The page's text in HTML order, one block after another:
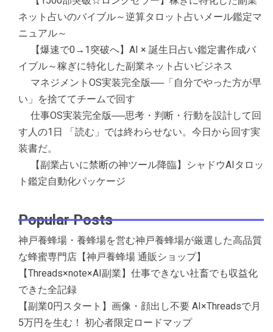
ネット占いのバイブル～逆算タロット占いメール鑑定マ
ニュアル～
【爆速で0→1突破へ】AI × 誕生日占い鑑定書作成バ
イブル～稼ぎに特化した副業ネット占いビジネス
マネジメントOS実装完全版──「自分でやった方が早
い」を捨ててチームで回す
仕事OS実装完全版──思考・判断・行動を設計して回
す人の1日 「読む」では終わらせない。今日から回す実
装書だ。
【副業占いに禁断の神ツール降臨】シャドウAIタロッ
ト鑑定自動化パッケージ
Popular Posts
神戸養蜂場・養蜂場を営む神戸養蜂場が厳選した高品質
な蜂蜜専門店【神戸養蜂場 通販ショップ】
【Threads×note×AI副業】仕事できない社畜でも収益化
できた全記録
【副業0円スタート】画像・顔出し不要 AI×Threadsで月
5万円を生む！ 初心者限定ロードマップ